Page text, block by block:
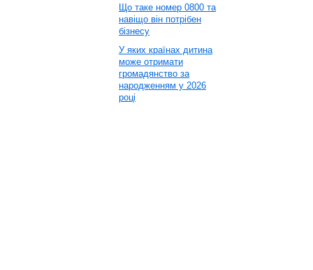
Що таке номер 0800 та
навіщо він потрібен
бізнесу
У яких країнах дитина
може отримати
громадянство за
народженням у 2026
році